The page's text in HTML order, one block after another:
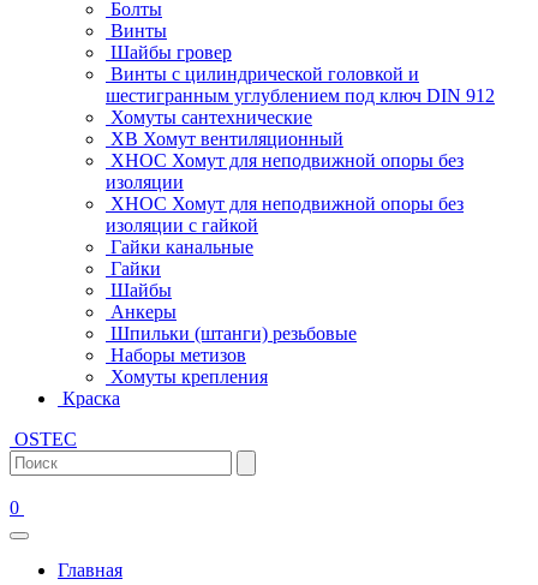
Болты
Винты
Шайбы гровер
Винты с цилиндрической головкой и
шестигранным углублением под ключ DIN 912
Хомуты сантехнические
ХВ Хомут вентиляционный
ХНОС Хомут для неподвижной опоры без
изоляции
ХНОС Хомут для неподвижной опоры без
изоляции с гайкой
Гайки канальные
Гайки
Шайбы
Анкеры
Шпильки (штанги) резьбовые
Наборы метизов
Хомуты крепления
Краска
OSTEC
0
Главная